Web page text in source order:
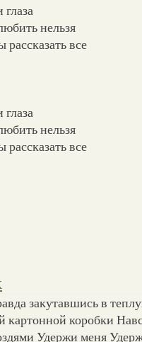
нельзя
все
нельзя
все
закутавшись в
картонной коробки
Удержи меня